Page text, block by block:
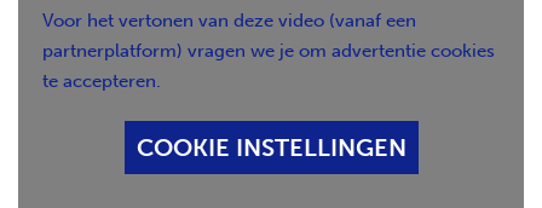
Voor het vertonen van deze video (vanaf een
partnerplatform) vragen we je om advertentie cookies
te accepteren.
COOKIE INSTELLINGEN